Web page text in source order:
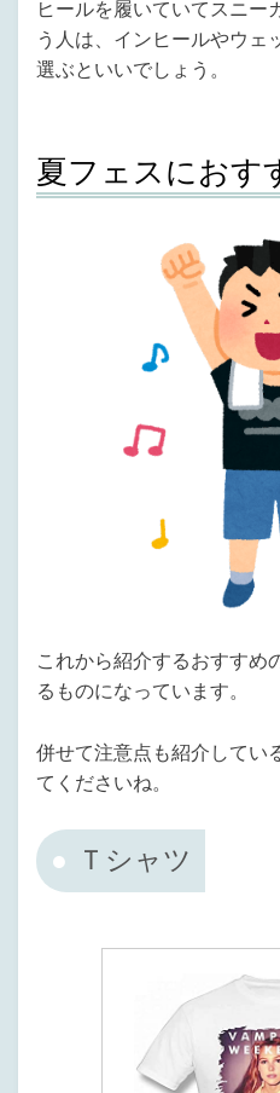
ヒールを履いていてスニー
う人は、インヒールやウェ
選ぶといいでしょう。
夏フェスにおす
これから紹介するおすすめ
るものになっています。
併せて注意点も紹介してい
てくださいね。
Ｔシャツ